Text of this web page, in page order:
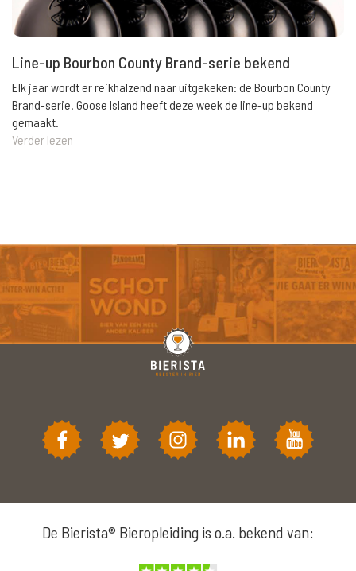
Line-up Bourbon County Brand-serie bekend
Elk jaar wordt er reikhalzend naar uitgekeken: de Bourbon County
Brand-serie. Goose Island heeft deze week de line-up bekend
gemaakt.
Verder lezen
De Bierista® Bieropleiding is o.a. bekend van: